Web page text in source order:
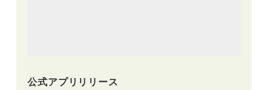
公式アプリリリース